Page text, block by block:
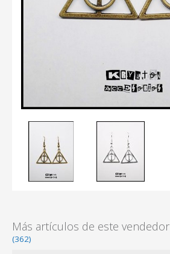
Más artículos de este vendedor
(362)